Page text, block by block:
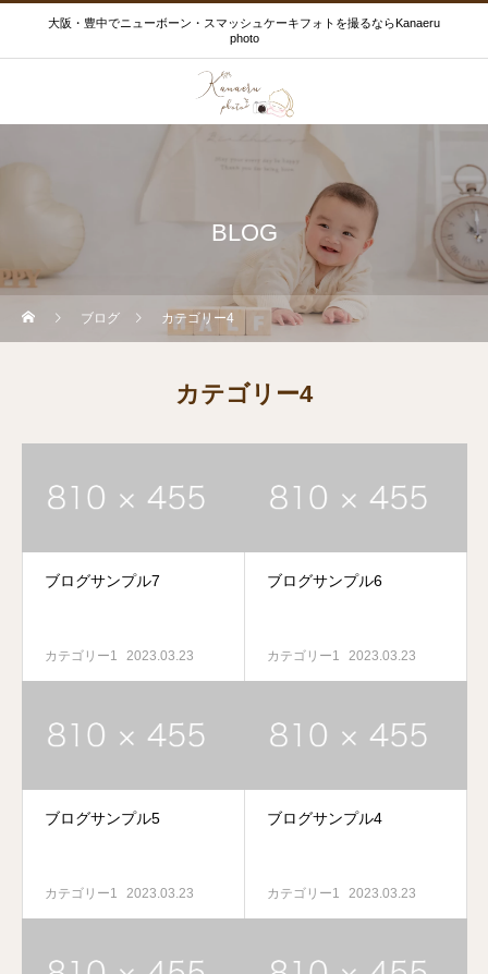
大阪・豊中でニューボーン・スマッシュケーキフォトを撮るならKanaeru
photo
BLOG
ブログ カテゴリー4
カテゴリー4
ブログサンプル7
カテゴリー1 2023.03.23
ブログサンプル6
カテゴリー1 2023.03.23
ブログサンプル5
カテゴリー1 2023.03.23
ブログサンプル4
カテゴリー1 2023.03.23